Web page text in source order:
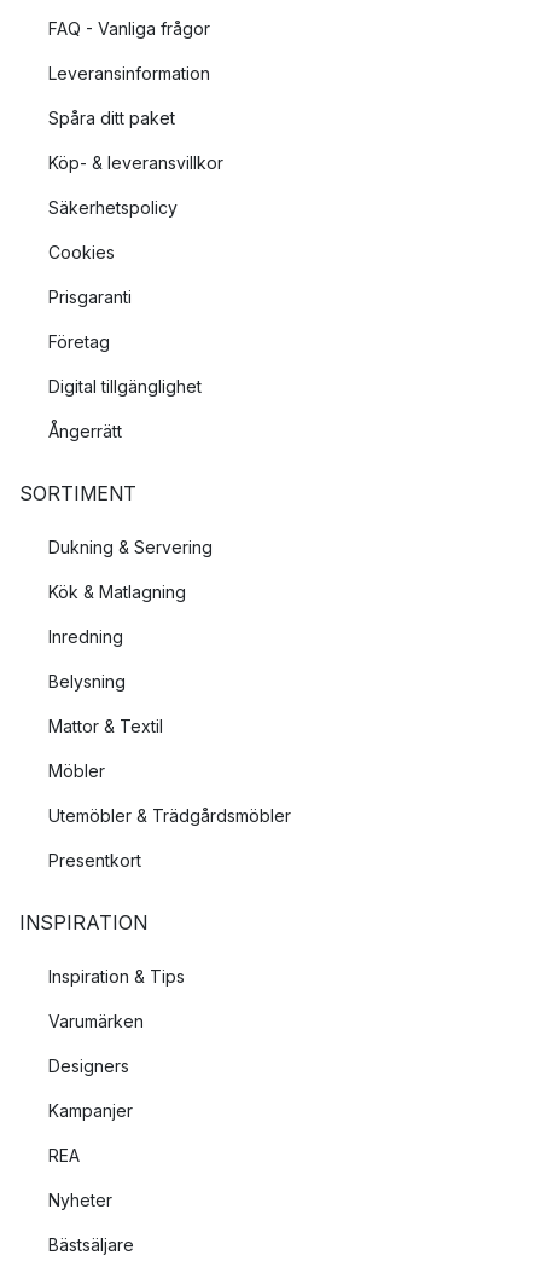
FAQ - Vanliga frågor
Leveransinformation
Spåra ditt paket
Köp- & leveransvillkor
Säkerhetspolicy
Cookies
Prisgaranti
Företag
Digital tillgänglighet
Ångerrätt
SORTIMENT
Dukning & Servering
Kök & Matlagning
Inredning
Belysning
Mattor & Textil
Möbler
Utemöbler & Trädgårdsmöbler
Presentkort
INSPIRATION
Inspiration & Tips
Varumärken
Designers
Kampanjer
REA
Nyheter
Bästsäljare